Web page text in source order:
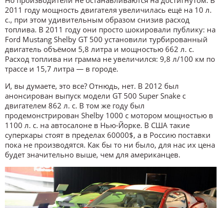
2011 году мощность двигателя увеличилась ещё на 10 л.
с., при этом удивительным образом снизив расход
топлива. В 2011 году они просто шокировали публику: на
Ford Mustang Shelby GT 500 установили турбированный
двигатель объёмом 5,8 литра и мощностью 662 л. с.
Расход топлива ни грамма не увеличился: 9,8 л/100 км по
трассе и 15,7 литра — в городе.
И, вы думаете, это все? Отнюдь, нет. В 2012 был
анонсирован выпуск модели GT 500 Super Snake с
двигателем 862 л. с. В том же году был
продемонстрирован Shelby 1000 с мотором мощностью в
1100 л. с. на автосалоне в Нью-Йорке. В США такие
суперкары стоят в пределах 60000$, а в Россию поставки
пока не производятся. Как бы то ни было, для нас их цена
будет значительно выше, чем для американцев.